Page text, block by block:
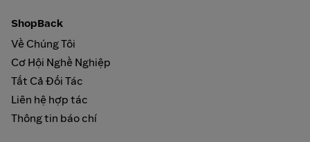
ShopBack
Về Chúng Tôi
Cơ Hội Nghề Nghiệp
Tất Cả Đối Tác
Liên hệ hợp tác
Thông tin báo chí